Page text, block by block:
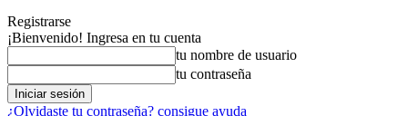
Registrarse
¡Bienvenido! Ingresa en tu cuenta
tu nombre de usuario
tu contraseña
¿Olvidaste tu contraseña? consigue ayuda